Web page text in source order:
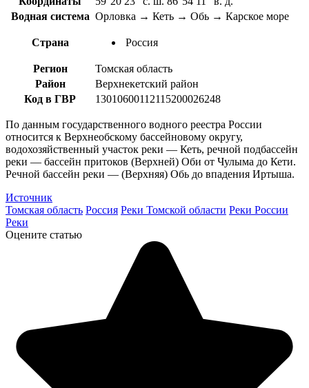
Водная система Орловка → Кеть → Обь → Карское море
Страна Россия
Регион
Томская область
Район
Верхнекетский район
Код в ГВР
13010600112115200026248
По данным государственного водного реестра России
относится к Верхнеобскому бассейновому округу,
водохозяйственный участок реки — Кеть, речной подбассейн
реки — бассейн притоков (Верхней) Оби от Чулыма до Кети.
Речной бассейн реки — (Верхняя) Обь до впадения Иртыша.
Источник
Томская область Россия Реки Томской области Реки России
Реки
Оцените статью